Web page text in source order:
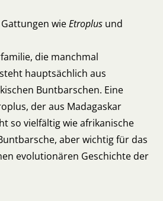
wieEtroplus und
die manchmal
hauptsächlich aus
Buntbarschen. Eine
der aus Madagaskar
so vielfältig wie afrikanische
aber wichtig für das
evolutionären Geschichte der